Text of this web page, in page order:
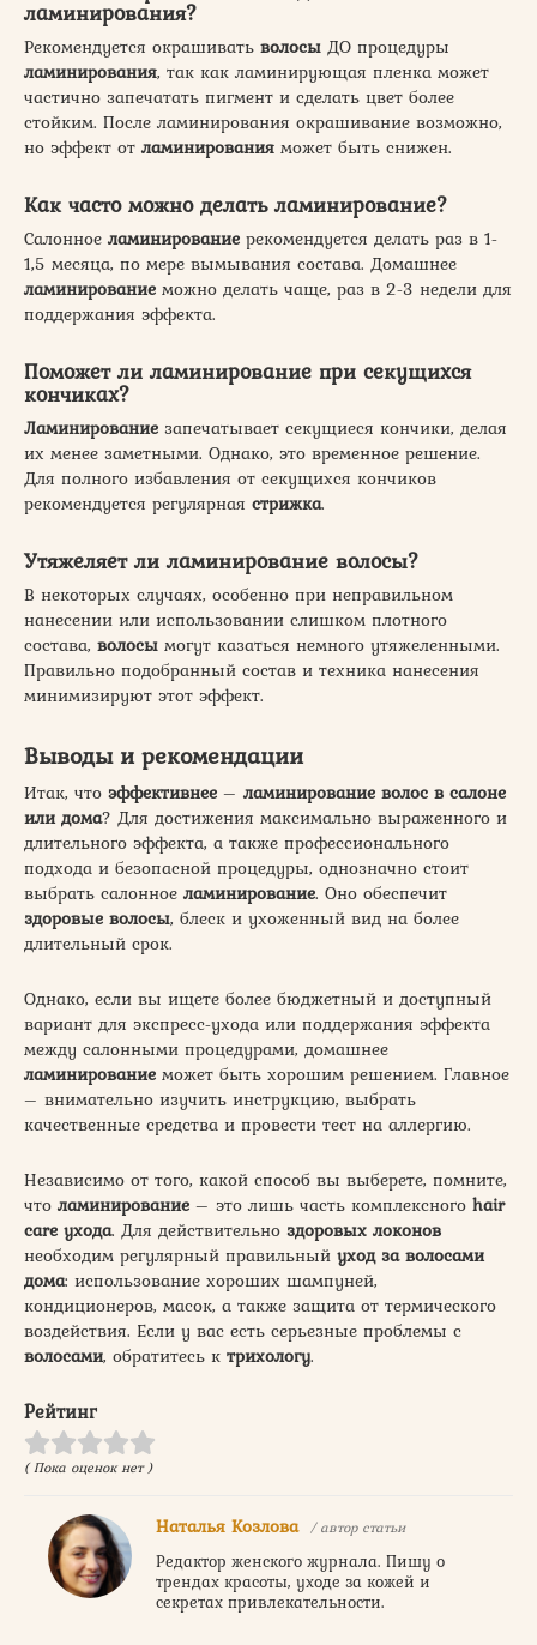
ламинирования?
Рекомендуется окрашивать волосы ДО процедуры
ламинирования, так как ламинирующая пленка может
частично запечатать пигмент и сделать цвет более
стойким. После ламинирования окрашивание возможно,
но эффект от ламинирования может быть снижен.
Как часто можно делать ламинирование?
Салонное ламинирование рекомендуется делать раз в 1-
1,5 месяца, по мере вымывания состава. Домашнее
ламинирование можно делать чаще, раз в 2-3 недели для
поддержания эффекта.
Поможет ли ламинирование при секущихся
кончиках?
Ламинирование запечатывает секущиеся кончики, делая
их менее заметными. Однако, это временное решение.
Для полного избавления от секущихся кончиков
рекомендуется регулярная стрижка.
Утяжеляет ли ламинирование волосы?
В некоторых случаях, особенно при неправильном
нанесении или использовании слишком плотного
состава, волосы могут казаться немного утяжеленными.
Правильно подобранный состав и техника нанесения
минимизируют этот эффект.
Выводы и рекомендации
Итак, что эффективнее – ламинирование волос в салоне
или дома? Для достижения максимально выраженного и
длительного эффекта, а также профессионального
подхода и безопасной процедуры, однозначно стоит
выбрать салонное ламинирование. Оно обеспечит
здоровые волосы, блеск и ухоженный вид на более
длительный срок.
Однако, если вы ищете более бюджетный и доступный
вариант для экспресс-ухода или поддержания эффекта
между салонными процедурами, домашнее
ламинирование может быть хорошим решением. Главное
– внимательно изучить инструкцию, выбрать
качественные средства и провести тест на аллергию.
Независимо от того, какой способ вы выберете, помните,
что ламинирование – это лишь часть комплексного hair
care ухода. Для действительно здоровых локонов
необходим регулярный правильный уход за волосами
дома: использование хороших шампуней,
кондиционеров, масок, а также защита от термического
воздействия. Если у вас есть серьезные проблемы с
волосами, обратитесь к трихологу.
Рейтинг
( Пока оценок нет )
Наталья Козлова / автор статьи
Редактор женского журнала. Пишу о
трендах красоты, уходе за кожей и
секретах привлекательности.